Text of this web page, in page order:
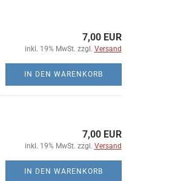
7,00 EUR
inkl. 19% MwSt. zzgl. Versand
IN DEN WARENKORB
7,00 EUR
inkl. 19% MwSt. zzgl. Versand
IN DEN WARENKORB